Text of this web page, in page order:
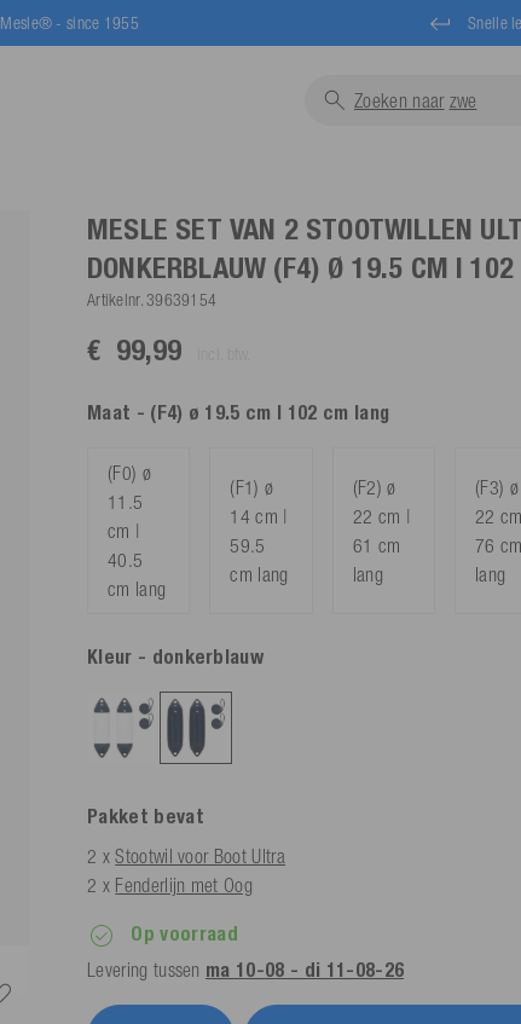
Mesle® - since 1955 Snelle
Zoeken naar
MESLE SET VAN 2 STOOTWILLEN
DONKERBLAUW (F4) Ø 19.5 CM | 102
Artikelnr. 39639154
€ 99,99
Maat - (F4) ø 19.5 cm | 102 cm lang
(F0) ø
11.5
cm |
40.5
cm lang
(F1) ø
14 cm |
59.5
cm lang
(F2) ø
22 cm |
61 cm
lang
(F3) ø
22
76 cm
lang
Kleur - donkerblauw
Pakket bevat
2 xStootwil voor Boot Ultra
2 x Fenderlijn met Oog
Op voorraad
Levering tussen ma 10-08 - di 11-08-26